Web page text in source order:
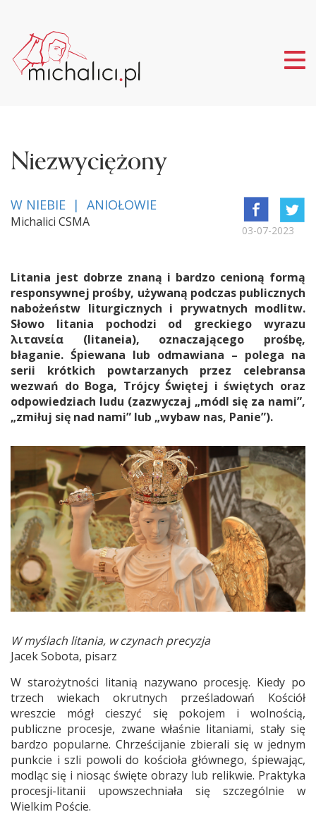
Niezwyciężony
W NIEBIE | ANIOŁOWIE
Michalici CSMA
03-07-2023
Litania jest dobrze znaną i bardzo cenioną formą
responsywnej prośby, używaną podczas publicznych
nabożeństw liturgicznych i prywatnych modlitw.
Słowo litania pochodzi od greckiego wyrazu
λιτανεία (litaneia), oznaczającego prośbę,
błaganie. Śpiewana lub odmawiana – polega na
serii krótkich powtarzanych przez celebransa
wezwań do Boga, Trójcy Świętej i świętych oraz
odpowiedziach ludu (zazwyczaj „módl się za nami”,
„zmiłuj się nad nami” lub „wybaw nas, Panie”).
W myślach litania, w czynach precyzja
Jacek Sobota, pisarz
W starożytności litanią nazywano procesję. Kiedy po
trzech wiekach okrutnych prześladowań Kościół
wreszcie mógł cieszyć się pokojem i wolnością,
publiczne procesje, zwane właśnie litaniami, stały się
bardzo popularne. Chrześcijanie zbierali się w jednym
punkcie i szli powoli do kościoła głównego, śpiewając,
modląc się i niosąc święte obrazy lub relikwie. Praktyka
procesji-litanii upowszechniała się szczególnie w
Wielkim Poście.